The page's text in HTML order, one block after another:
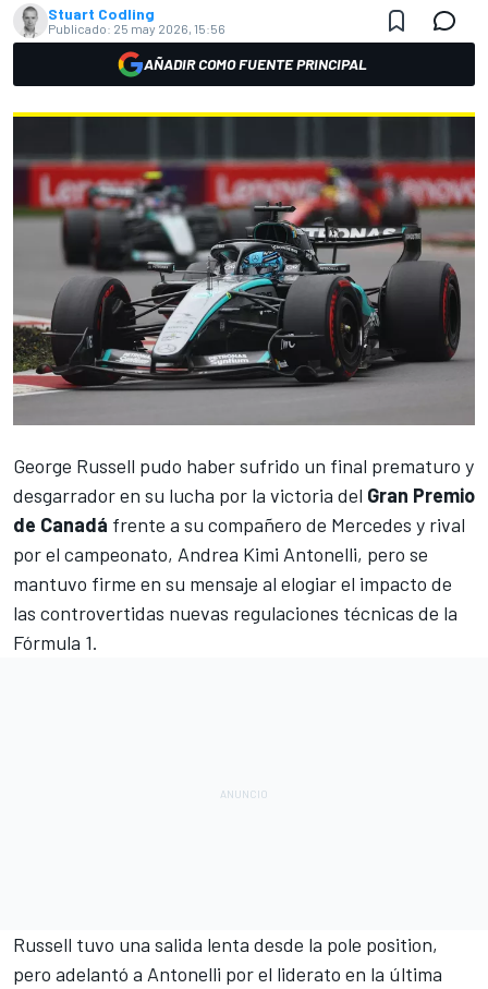
Stuart Codling
Publicado: 25 may 2026, 15:56
AÑADIR COMO FUENTE PRINCIPAL
George Russell pudo haber sufrido un final prematuro y
desgarrador en su lucha por la victoria del Gran Premio
de Canadá frente a su compañero de Mercedes y rival
por el campeonato, Andrea Kimi Antonelli, pero se
mantuvo firme en su mensaje al elogiar el impacto de
las controvertidas nuevas regulaciones técnicas de la
Fórmula 1.
Russell tuvo una salida lenta desde la pole position,
pero adelantó a Antonelli por el liderato en la última